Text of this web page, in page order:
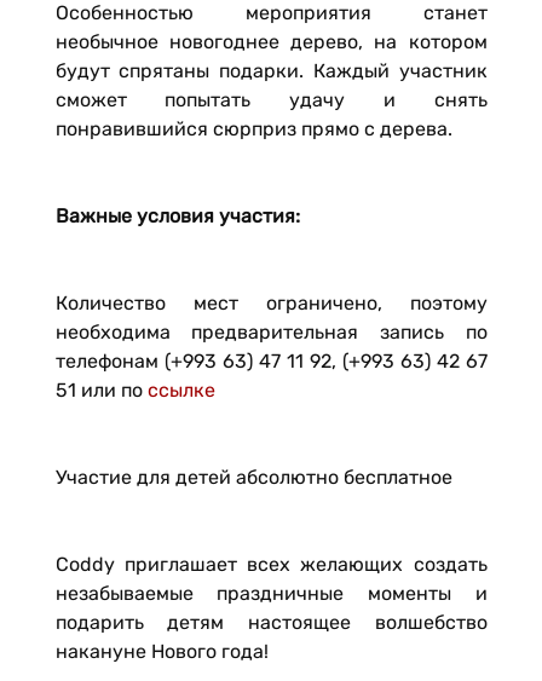
Особенностью мероприятия станет
необычное новогоднее дерево, на котором
будут спрятаны подарки. Каждый участник
сможет попытать удачу и снять
понравившийся сюрприз прямо с дерева.
Важные условия участия:
Количество мест ограничено, поэтому
необходима предварительная запись по
телефонам (+993 63) 47 11 92, (+993 63) 42 67
51 или по ссылке
Участие для детей абсолютно бесплатное
Coddy приглашает всех желающих создать
незабываемые праздничные моменты и
подарить детям настоящее волшебство
накануне Нового года!